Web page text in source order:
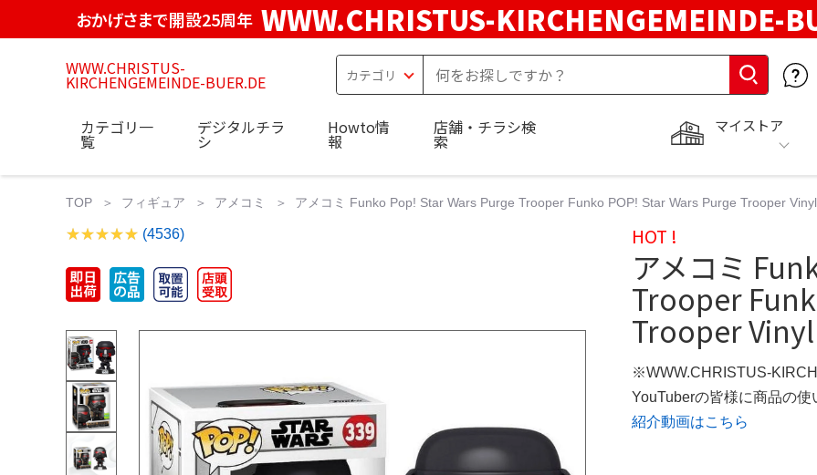
おかげさまで開設25周年 WWW.CHRISTUS-KIRCHENGEMEINDE-
WWW.CHRISTUS-
KIRCHENGEMEINDE-BUER.DE
マイストア
カテゴリ一
覧
デジタルチラ
シ
Howto情
報
店舗・チラシ検
索
TOP フィギュア アメコミ アメコミ Funko Pop! Star Wars Purge Trooper Funko POP! Star Wars Purge Trooper
(4536) HOT !
アメコミ
Trooper
Trooper
※WWW.CHRISTUS-
YouTuberの皆様に商品の使
紹介動画はこちら